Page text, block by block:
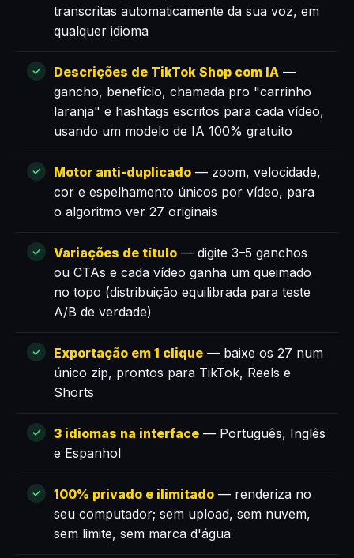
transcritas automaticamente da sua voz, em
qualquer idioma
Descrições de TikTok Shop com IA —
gancho, benefício, chamada pro "carrinho
laranja" e hashtags escritos para cada vídeo,
usando um modelo de IA 100% gratuito
Motor anti-duplicado — zoom, velocidade,
cor e espelhamento únicos por vídeo, para
o algoritmo ver 27 originais
Variações de título — digite 3–5 ganchos
ou CTAs e cada vídeo ganha um queimado
no topo (distribuição equilibrada para teste
A/B de verdade)
Exportação em 1 clique — baixe os 27 num
único zip, prontos para TikTok, Reels e
Shorts
3 idiomas na interface — Português, Inglês
e Espanhol
100% privado e ilimitado — renderiza no
seu computador; sem upload, sem nuvem,
sem limite, sem marca d'água